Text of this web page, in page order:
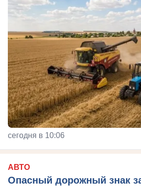
сегодня в 10:06
АВТО
Опасный дорожный знак